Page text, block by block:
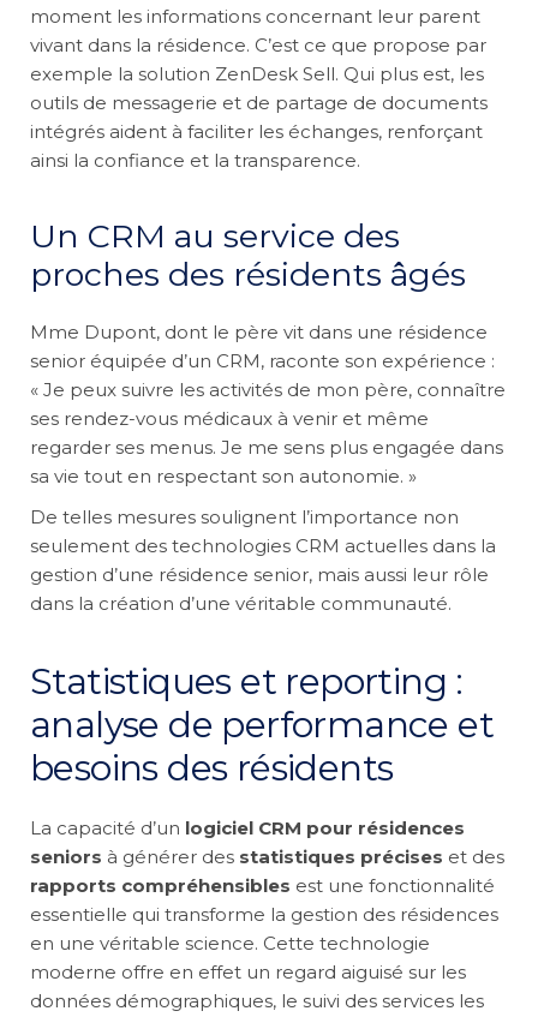
moment les informations concernant leur parent
vivant dans la résidence. C’est ce que propose par
exemple la solution ZenDesk Sell. Qui plus est, les
outils de messagerie et de partage de documents
intégrés aident à faciliter les échanges, renforçant
ainsi la confiance et la transparence.
Un CRM au service des
proches des résidents âgés
Mme Dupont, dont le père vit dans une résidence
senior équipée d’un CRM, raconte son expérience :
« Je peux suivre les activités de mon père, connaître
ses rendez-vous médicaux à venir et même
regarder ses menus. Je me sens plus engagée dans
sa vie tout en respectant son autonomie. »
De telles mesures soulignent l’importance non
seulement des technologies CRM actuelles dans la
gestion d’une résidence senior, mais aussi leur rôle
dans la création d’une véritable communauté.
Statistiques et reporting :
analyse de performance et
besoins des résidents
La capacité d’un logiciel CRM pour résidences
seniors à générer des statistiques précises et des
rapports compréhensibles est une fonctionnalité
essentielle qui transforme la gestion des résidences
en une véritable science. Cette technologie
moderne offre en effet un regard aiguisé sur les
données démographiques, le suivi des services les